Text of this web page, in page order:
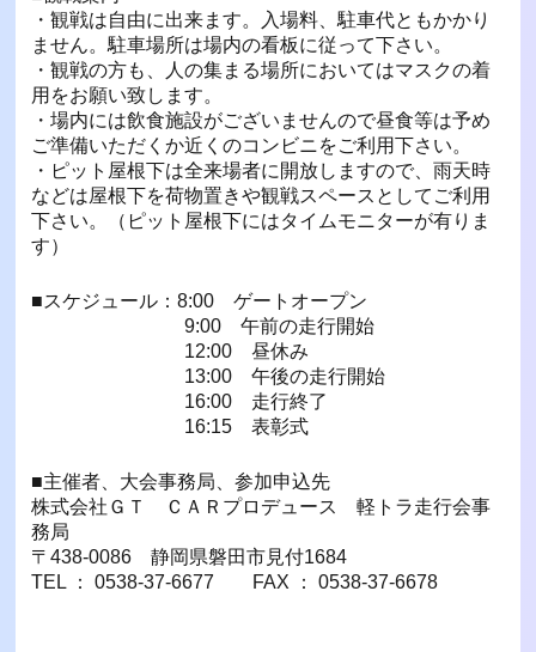
・観戦は自由に出来ます。入場料、駐車代ともかかり
ません。駐車場所は場内の看板に従って下さい。
・観戦の方も、人の集まる場所においてはマスクの着
用をお願い致します。
・場内には飲食施設がございませんので昼食等は予め
ご準備いただくか近くのコンビニをご利用下さい。
・ピット屋根下は全来場者に開放しますので、雨天時
などは屋根下を荷物置きや観戦スペースとしてご利用
下さい。（ピット屋根下にはタイムモニターが有りま
す）
■スケジュール：8:00 ゲートオープン
9:00 午前の走行開始
12:00 昼休み
13:00 午後の走行開始
16:00 走行終了
16:15 表彰式
■主催者、大会事務局、参加申込先
株式会社ＧＴ ＣＡＲプロデュース 軽トラ走行会事
務局
〒438-0086 静岡県磐田市見付1684
TEL ： 0538-37-6677 FAX ： 0538-37-6678